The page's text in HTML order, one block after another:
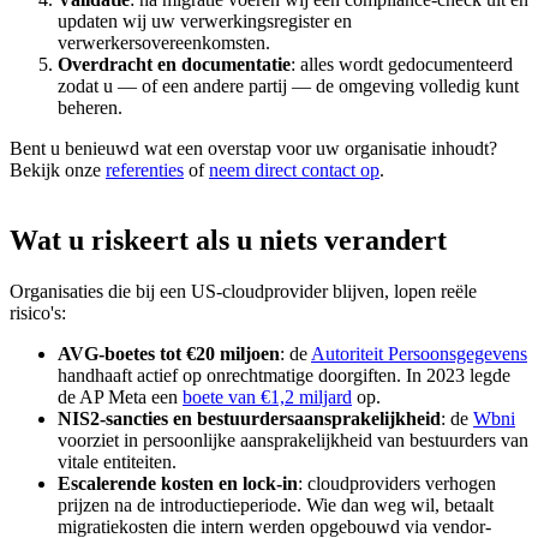
updaten wij uw verwerkingsregister en
verwerkersovereenkomsten.
Overdracht en documentatie: alles wordt gedocumenteerd
zodat u — of een andere partij — de omgeving volledig kunt
beheren.
Bent u benieuwd wat een overstap voor uw organisatie inhoudt?
Bekijk onze referenties ofneem direct contact op.
Wat u riskeert als u niets verandert
Organisaties die bij een US-cloudprovider blijven, lopen reële
risico's:
AVG-boetes tot €20 miljoen: de Autoriteit Persoonsgegevens
handhaaft actief op onrechtmatige doorgiften. In 2023 legde
de AP Meta een boete van €1,2 miljard op.
NIS2-sancties en bestuurdersaansprakelijkheid: de Wbni
voorziet in persoonlijke aansprakelijkheid van bestuurders van
vitale entiteiten.
Escalerende kosten en lock-in: cloudproviders verhogen
prijzen na de introductieperiode. Wie dan weg wil, betaalt
migratiekosten die intern werden opgebouwd via vendor-